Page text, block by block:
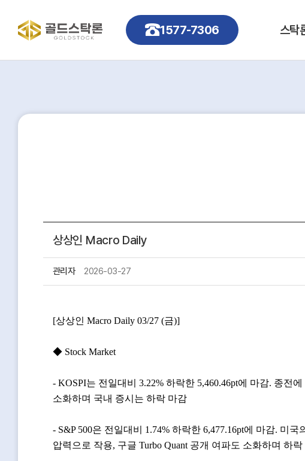
1577-7306 스탁
상상인 Macro Daily
관리자 2026-03-27
[상상인 Macro Daily 03/27 (금)]
◆ Stock Market
- KOSPI는 전일대비 3.22% 하락한 5,460.46pt에 마감. 종전
소화하며 국내 증시는 하락 마감
- S&P 500은 전일대비 1.74% 하락한 6,477.16pt에 마감. 미
압력으로 작용, 구글 Turbo Quant 공개 여파도 소화하며 하락